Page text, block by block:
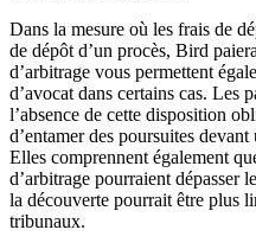
Dans la mesure où les frais de
de dépôt d’un procès, Bird
d’arbitrage vous permettent
d’avocat dans certains cas. Les
l’absence de cette disposition
d’entamer des poursuites
Elles comprennent également
d’arbitrage pourraient dépasser
la découverte pourrait être plus
tribunaux.